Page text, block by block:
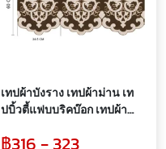
เทปผ้าบังราง เทปผ้าม่าน เท
ปบิ้วตี้แฟบบริคบ๊อก เทปผ้า
฿316 - 323